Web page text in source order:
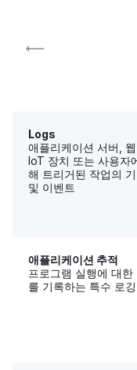
Logs
애플리케이션 서버, 웹
IoT 장치 또는 사용자
해 트리거된 작업의
및 이벤트
애플리케이션 추적
프로그램 실행에 대한
를 기록하는 특수 로깅